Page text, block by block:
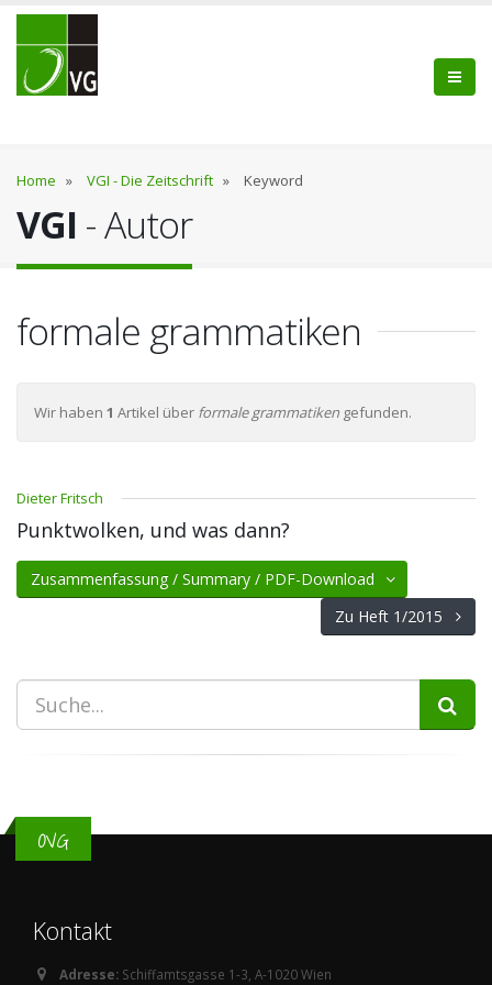
Home » VGI - Die Zeitschrift » Keyword
VGI - Autor
formale grammatiken
Wir haben 1 Artikel über formale grammatiken gefunden.
Dieter Fritsch
Punktwolken, und was dann?
Zusammenfassung / Summary / PDF-Download
Zu Heft 1/2015
OVG
Kontakt
Adresse: Schiffamtsgasse 1-3, A-1020 Wien